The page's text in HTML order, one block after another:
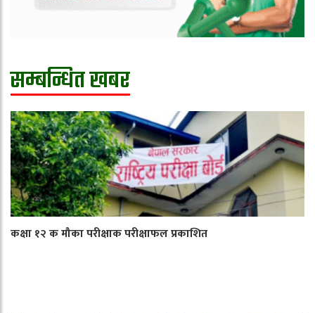
सम्बन्धित खबर
कक्षा १२ क मौका परीक्षाक परीक्षाफल प्रकाशित